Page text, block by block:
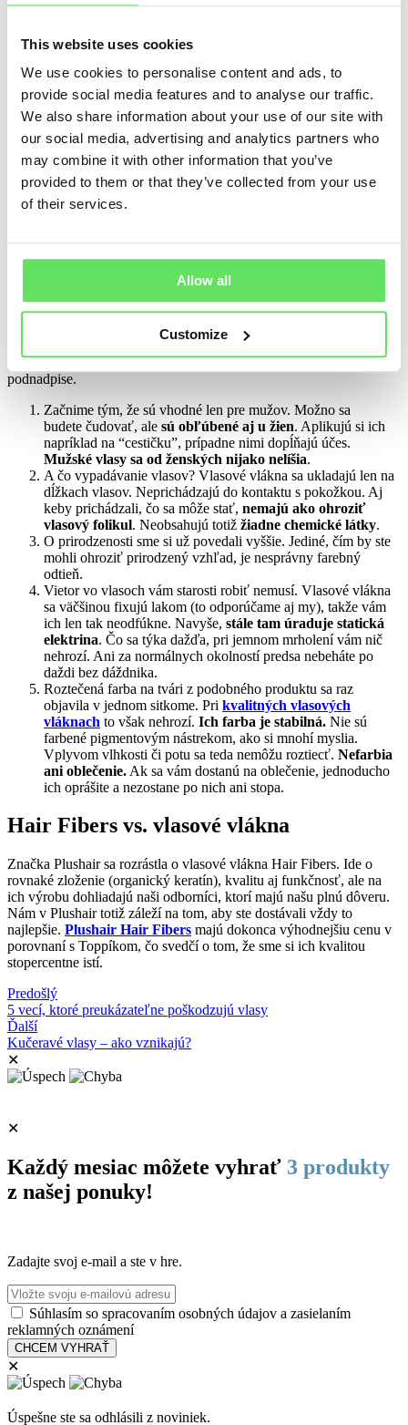
This website uses cookies
We use cookies to personalise content and ads, to
provide social media features and to analyse our traffic.
We also share information about your use of our site with
our social media, advertising and analytics partners who
may combine it with other information that you’ve
provided to them or that they’ve collected from your use
of their services.
Allow all
Customize
držali na svojom mieste. Keď si ich aplikujete na rednúce miesta,
videli by sme vlasové vlákna prichytené na vlas štýlom
to diskrétne, pretože vlákna sú od prirodzených vlasov na
nerozoznanie. Fungujú dokonca aj na jemných vlasoch.
Samozrejme, treba si zvoliť správnu farbu.
Vlasové vlákna, ktoré búrajú mýty
Možno ste sa aj vy stretli s rôznymi názormi na vlasové vlákna. Či
už ste o nich čítali na internete, alebo ich s vami zdieľal váš známy,
Spôsobujú vypadávanie vlasov
Vyzerajú neprirodzene
Sfúkne ich vietor alebo zmyje dážď
Ich farba sa vám roztečie po celej tvári
Tak poďme jeden po druhom zbúrať, ako sme vám to sľúbili v
podnadpise.
Začnime tým, že sú vhodné len pre mužov. Možno sa
budete čudovať, ale sú obľúbené aj u žien. Aplikujú si ich
napríklad na “cestičku”, prípadne nimi dopĺňajú účes.
Mužské vlasy sa od ženských nijako nelíšia.
A čo vypadávanie vlasov? Vlasové vlákna sa ukladajú len na
dĺžkach vlasov. Neprichádzajú do kontaktu s pokožkou. Aj
keby prichádzali, čo sa môže stať, nemajú ako ohroziť
vlasový folikul. Neobsahujú totiž žiadne chemické látky.
O prirodzenosti sme si už povedali vyššie. Jediné, čím by ste
mohli ohroziť prirodzený vzhľad, je nesprávny farebný
odtieň.
Vietor vo vlasoch vám starosti robiť nemusí. Vlasové vlákna
sa väčšinou fixujú lakom (to odporúčame aj my), takže vám
ich len tak neodfúkne. Navyše, stále tam úraduje statická
elektrina. Čo sa týka dažďa, pri jemnom mrholení vám nič
nehrozí. Ani za normálnych okolností predsa nebeháte po
daždi bez dáždnika.
Roztečená farba na tvári z podobného produktu sa raz
objavila v jednom sitkome. Pri kvalitných vlasových
vláknach to však nehrozí. Ich farba je stabilná. Nie sú
farbené pigmentovým nástrekom, ako si mnohí myslia.
Vplyvom vlhkosti či potu sa teda nemôžu roztiecť. Nefarbia
ani oblečenie. Ak sa vám dostanú na oblečenie, jednoducho
ich oprášite a nezostane po nich ani stopa.
Hair Fibers vs. vlasové vlákna
Značka Plushair sa rozrástla o vlasové vlákna Hair Fibers. Ide o
rovnaké zloženie (organický keratín), kvalitu aj funkčnosť, ale na
ich výrobu dohliadajú naši odborníci, ktorí majú našu plnú dôveru.
Nám v Plushair totiž záleží na tom, aby ste dostávali vždy to
najlepšie. Plushair Hair Fibers majú dokonca výhodnejšiu cenu v
porovnaní s Toppíkom, čo svedčí o tom, že sme si ich kvalitou
stopercentne istí.
Predošlý
5 vecí, ktoré preukázateľne poškodzujú vlasy
Ďalší
Kučeravé vlasy – ako vznikajú?
✕
✕
Každý mesiac môžete vyhrať 3 produkty
z našej ponuky!
Zadajte svoj e-mail a ste v hre.
Súhlasím so spracovaním osobných údajov a zasielaním
reklamných oznámení
✕
Úspešne ste sa odhlásili z noviniek.